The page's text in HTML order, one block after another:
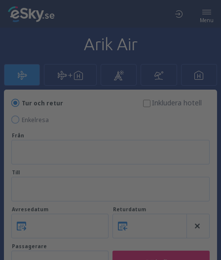
Menu
Arik Air
Tur och retur
Enkelresa
Inkludera hotell
Från
Till
Avresedatum Returdatum
Passagerare